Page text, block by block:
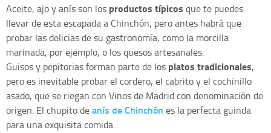
Aceite, ajo y anís son los productos típicos que te puedes
llevar de esta escapada a Chinchón, pero antes habrá que
probar las delicias de su gastronomía, como la morcilla
marinada, por ejemplo, o los quesos artesanales.
Guisos y pepitorias forman parte de los platos tradicionales,
pero es inevitable probar el cordero, el cabrito y el cochinillo
asado, que se riegan con Vinos de Madrid con denominación de
origen. El chupito deanís de Chinchón es la perfecta guinda
para una exquisita comida.